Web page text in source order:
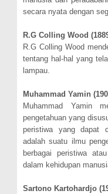
secara nyata dengan
R.G Colling Wood
R.G Colling Wood
tentang hal-hal yang
lampau.
Muhammad Yamin
Muhammad Yamin
pengetahuan yang
peristiwa yang dapat
adalah suatu ilmu
berbagai peristiwa
dalam kehidupan
Sartono Kartohardjo